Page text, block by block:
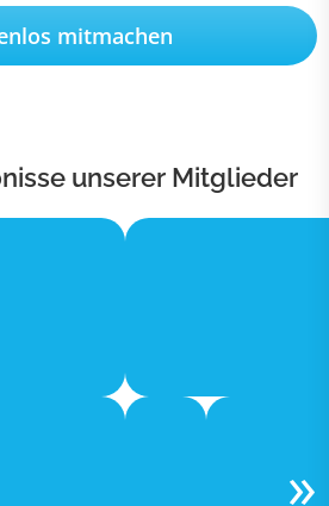
mitmachen
unserer Mitglieder